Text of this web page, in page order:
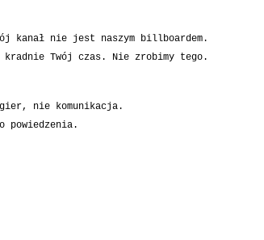
kanał nie jest naszym billboardem.
kradnie Twój czas. Nie zrobimy tego.
nie komunikacja.
powiedzenia.